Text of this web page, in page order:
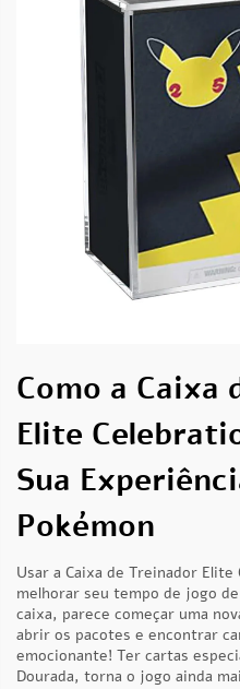
Como a Caixa
Elite
Sua
Pokémon
Usar a Caixa de Treinador
melhorar seu tempo de jogo
caixa, parece começar uma
abrir os pacotes e encontrar
emocionante! Ter cartas
Dourada, torna o jogo ainda